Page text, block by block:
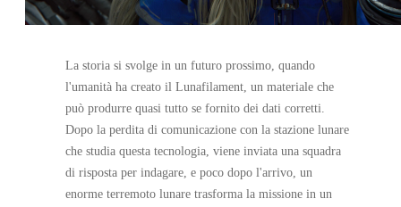
La storia si svolge in un futuro prossimo, quando
l'umanità ha creato il Lunafilament, un materiale che
può produrre quasi tutto se fornito dei dati corretti.
Dopo la perdita di comunicazione con la stazione lunare
che studia questa tecnologia, viene inviata una squadra
di risposta per indagare, e poco dopo l'arrivo, un
enorme terremoto lunare trasforma la missione in un